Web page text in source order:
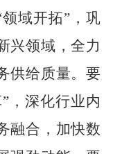
领域开拓” ，巩
兴领域，全力
供给质量。要
” ，深化行业内
融合，加快数